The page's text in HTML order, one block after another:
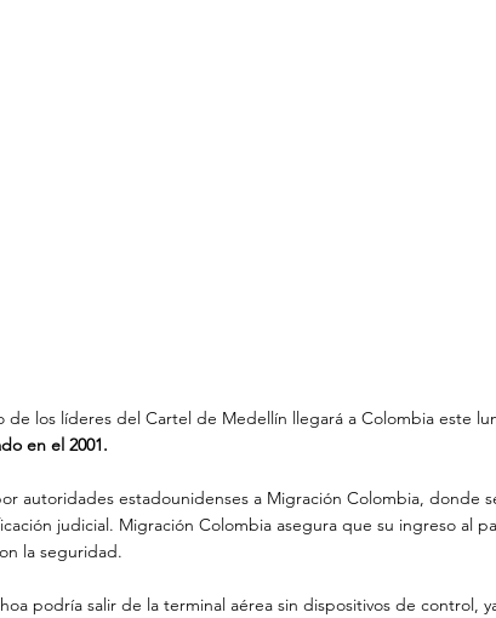
de los líderes del Cartel de Medellín llegará a Colombia este
en el 2001.
autoridades estadounidenses a Migración Colombia, donde
judicial. Migración Colombia asegura que su ingreso al
la seguridad.
podría salir de la terminal aérea sin dispositivos de control,